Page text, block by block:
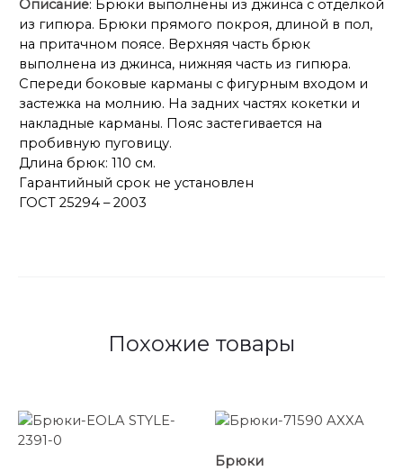
Описание: Брюки выполнены из джинса с отделкой
из гипюра. Брюки прямого покроя, длиной в пол,
на притачном поясе. Верхняя часть брюк
выполнена из джинса, нижняя часть из гипюра.
Спереди боковые карманы с фигурным входом и
застежка на молнию. На задних частях кокетки и
накладные карманы. Пояс застегивается на
пробивную пуговицу.
Длина брюк: 110 см.
Гарантийный срок не установлен
ГОСТ 25294 – 2003
Похожие товары
Брюки